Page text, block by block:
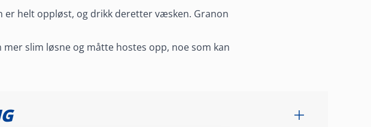
helt oppløst, og drikk deretter væsken. Granon
slim løsne og måtte hostes opp, noe som kan